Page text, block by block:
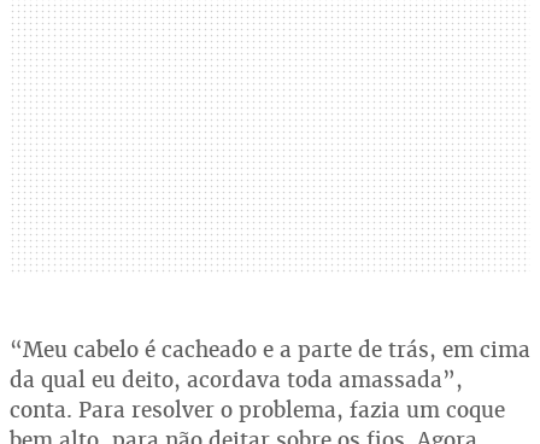
“Meu cabelo é cacheado e a parte de trás, em cima
da qual eu deito, acordava toda amassada”,
conta. Para resolver o problema, fazia um coque